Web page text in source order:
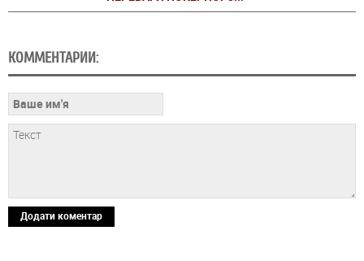
КОММЕНТАРИИ:
Додати коментар